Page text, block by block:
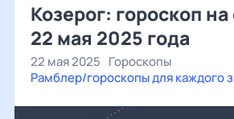
Козерог: гороскоп
22 мая 2025 года
22 мая 2025 Гороскопы
Рамблер/гороскопы для каждого